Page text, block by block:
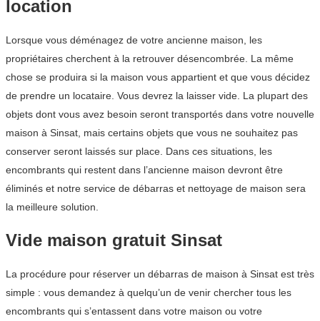
location
Lorsque vous déménagez de votre ancienne maison, les
propriétaires cherchent à la retrouver désencombrée. La même
chose se produira si la maison vous appartient et que vous décidez
de prendre un locataire. Vous devrez la laisser vide. La plupart des
objets dont vous avez besoin seront transportés dans votre nouvelle
maison à Sinsat, mais certains objets que vous ne souhaitez pas
conserver seront laissés sur place. Dans ces situations, les
encombrants qui restent dans l’ancienne maison devront être
éliminés et notre service de débarras et nettoyage de maison sera
la meilleure solution.
Vide maison gratuit Sinsat
La procédure pour réserver un débarras de maison à Sinsat est très
simple : vous demandez à quelqu’un de venir chercher tous les
encombrants qui s’entassent dans votre maison ou votre